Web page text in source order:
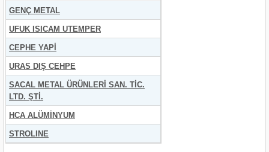
GENÇ METAL
UFUK ISICAM UTEMPER
CEPHE YAPİ
URAS DIŞ CEHPE
SACAL METAL ÜRÜNLERİ SAN. TİC.
LTD. ŞTİ.
HCA ALÜMİNYUM
STROLINE